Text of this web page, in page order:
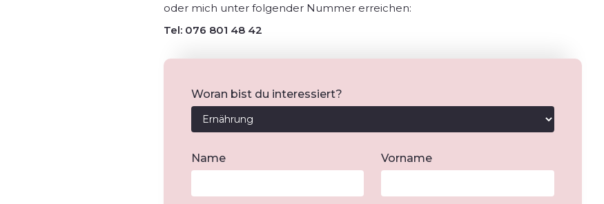
oder mich unter folgender Nummer erreichen:
Tel: 076 801 48 42
Woran bist du interessiert?
Name Vorname